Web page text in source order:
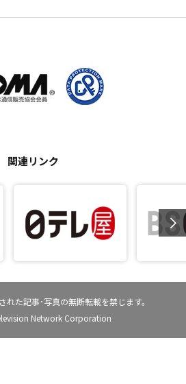
関連リンク
れた記事･写真の無断転載を禁じます。
Network Corporation